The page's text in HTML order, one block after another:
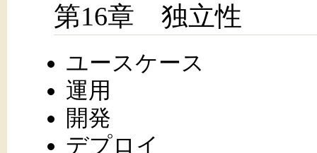
第16章 独立性
ユースケース
運用
開発
デプロイ